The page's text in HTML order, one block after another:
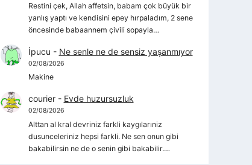
Restini çek, Allah affetsin, babam çok büyük bir
yanlış yaptı ve kendisini epey hırpaladım, 2 sene
öncesinde babaannem çivili sopayla…
İpucu - Ne senle ne de sensiz yaşanmıyor
02/08/2026
Makine
courier- Evde huzursuzluk
02/08/2026
Alttan al kral devriniz farkli kaygılarıniz
dusunceleriniz hepsi farkli. Ne sen onun gibi
bakabilirsin ne de o senin gibi bakabilir.…